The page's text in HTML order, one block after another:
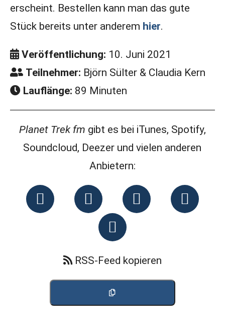
erscheint. Bestellen kann man das gute
Stück bereits unter anderem hier.
Veröffentlichung: 10. Juni 2021
Teilnehmer: Björn Sülter & Claudia Kern
Lauflänge: 89 Minuten
Planet Trek fm gibt es bei iTunes, Spotify,
Soundcloud, Deezer und vielen anderen
Anbietern:
RSS-Feed kopieren